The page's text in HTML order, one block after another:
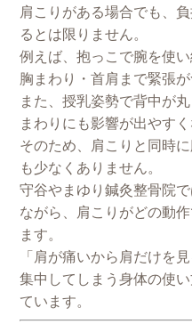
肩こりがある場合でも、
るとは限りません。
例えば、抱っこで腕を使
胸まわり・首肩まで緊張
また、授乳姿勢で背中が
まわりにも影響が出やすく
そのため、肩こりと同時
も少なくありません。
守谷やまゆり鍼灸整骨院
ながら、肩こりがどの動
ます。
「肩が痛いから肩だけを
集中してしまう身体の使
ています。